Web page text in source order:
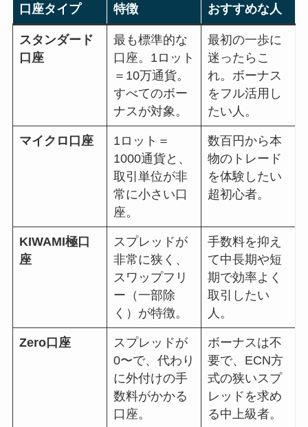
口座タイプ 特徴 おすすめな人
スタンダード
口座
最も標準的な
口座。1ロット
＝10万通貨。
すべてのボー
ナスが対象。
最初の一歩に
迷ったらこ
れ。ボーナス
をフル活用し
たい人。
マイクロ口座
1ロット＝
1000通貨と、
取引単位が非
常に小さい口
座。
数百円から本
物のトレード
を体験したい
超初心者。
KIWAMI極口
座
スプレッドが
非常に狭く、
スワップフリ
ー（一部除
く）が特徴。
手数料を抑え
て中長期や短
期で効率よく
取引したい
人。
Zero口座
スプレッドが
0〜で、代わり
に外付けの手
数料がかかる
口座。
ボーナスは不
要で、ECN方
式の狭いスプ
レッドを求め
る中上級者。